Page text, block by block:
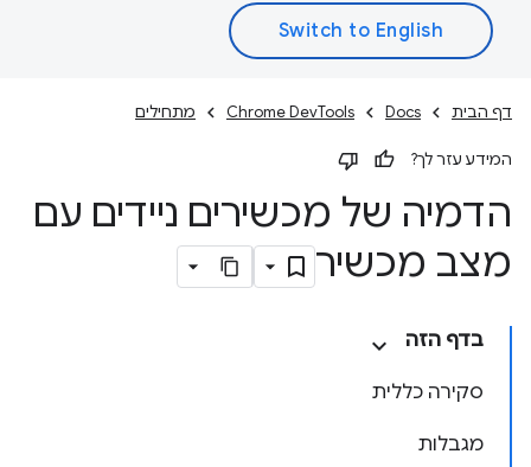
דף הבית Docs
Chrome DevTools מתחילים
המידע עזר לך?
הדמיה של מכשירים ניידים עם
מצב מכשיר
בדף הזה
סקירה כללית
מגבלות